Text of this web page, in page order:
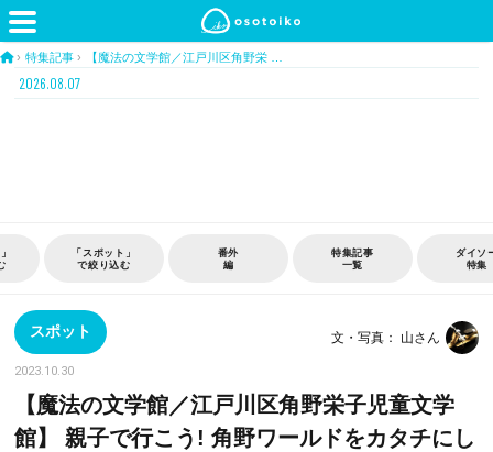
› 特集記事 › 【魔法の文学館／江戸川区角野栄 …
2026.08.07
特集記事
一覧
ダイソー
特集
おうち
時間
スポット 文・写真： 山さん
2023.10.30
【魔法の文学館／江戸川区角野栄子児童文学
館】 親子で行こう! 角野ワールドをカタチにし